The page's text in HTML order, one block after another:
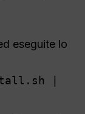
eseguite lo
|